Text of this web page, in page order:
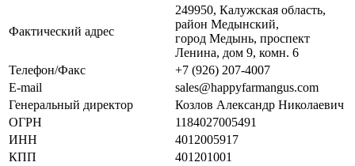
Фактический адрес
249950, Калужская область,
район Медынский,
город Медынь, проспект
Ленина, дом 9, комн. 6
Телефон/Факс
+7 (926) 207-4007
E-mail
sales@happyfarmangus.com
Генеральный директор
Козлов Александр Николаевич
ОГРН
1184027005491
ИНН
4012005917
КПП
401201001